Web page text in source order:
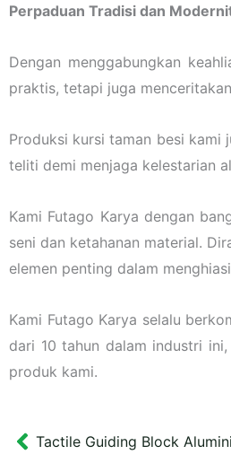
Perpaduan Tradisi dan
Dengan menggabungkan
praktis, tetapi juga
Produksi kursi taman besi kami
teliti demi menjaga kelestarian
Kami Futago Karya dengan
seni dan ketahanan material.
elemen penting dalam
Kami Futago Karya selalu
dari 10 tahun dalam industri
produk kami.
Prev
Tactile Guiding Block